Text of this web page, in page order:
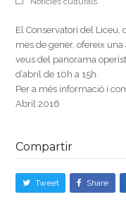
El Conservatori del Liceu,
mes de gener, ofereix
veus del panorama
d’abril de 10h a 15h.
Per a més informació i
Abril 2016
Compartir
Tweet Share